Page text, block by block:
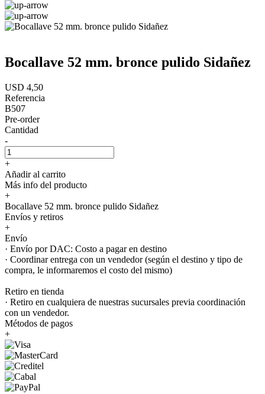
Bocallave 52 mm. bronce pulido Sidañez
USD 4,50
Referencia
B507
Pre-order
Cantidad
-
+
Añadir al carrito
Más info del producto
+
Bocallave 52 mm. bronce pulido Sidañez
Envíos y retiros
+
Envío
· Envío por DAC: Costo a pagar en destino
· Coordinar entrega con un vendedor (según el destino y tipo de
compra, le informaremos el costo del mismo)
Retiro en tienda
· Retiro en cualquiera de nuestras sucursales previa coordinación
con un vendedor.
Métodos de pagos
+